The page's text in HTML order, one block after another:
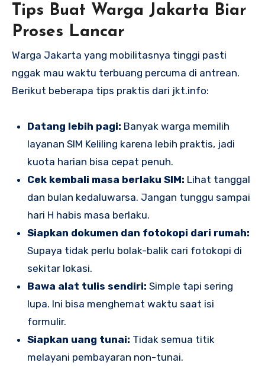
Tips Buat Warga Jakarta Biar
Proses Lancar
Warga Jakarta yang mobilitasnya tinggi pasti
nggak mau waktu terbuang percuma di antrean.
Berikut beberapa tips praktis dari jkt.info:
Datang lebih pagi: Banyak warga memilih
layanan SIM Keliling karena lebih praktis, jadi
kuota harian bisa cepat penuh.
Cek kembali masa berlaku SIM: Lihat tanggal
dan bulan kedaluwarsa. Jangan tunggu sampai
hari H habis masa berlaku.
Siapkan dokumen dan fotokopi dari rumah:
Supaya tidak perlu bolak-balik cari fotokopi di
sekitar lokasi.
Bawa alat tulis sendiri: Simple tapi sering
lupa. Ini bisa menghemat waktu saat isi
formulir.
Siapkan uang tunai: Tidak semua titik
melayani pembayaran non-tunai.